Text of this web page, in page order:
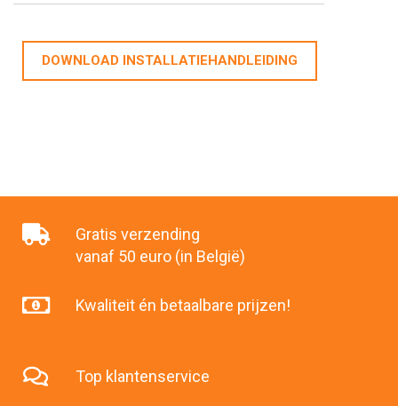
DOWNLOAD INSTALLATIEHANDLEIDING
Gratis verzending
vanaf 50 euro (in België)
Kwaliteit én betaalbare prijzen!
Top klantenservice